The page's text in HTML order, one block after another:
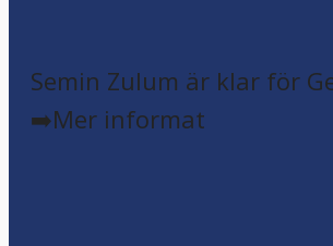
Semin Zulum är klar för
➡️Mer informat